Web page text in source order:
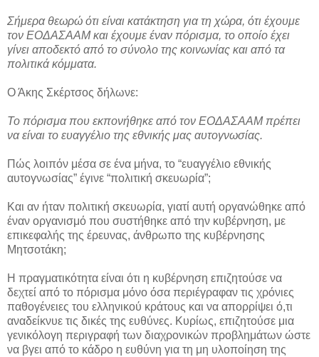
Σήμερα θεωρώ ότι είναι κατάκτηση για τη χώρα, ότι έχουμε
τον ΕΟΔΑΣΑΑΜ και έχουμε έναν πόρισμα, το οποίο έχει
γίνει αποδεκτό από το σύνολο της κοινωνίας και από τα
πολιτικά κόμματα.
Ο Άκης Σκέρτσος δήλωνε:
Το πόρισμα που εκπονήθηκε από τον ΕΟΔΑΣΑΑΜ πρέπει
να είναι το ευαγγέλιο της εθνικής μας αυτογνωσίας.
Πώς λοιπόν μέσα σε ένα μήνα, το “ευαγγέλιο εθνικής
αυτογνωσίας” έγινε “πολιτική σκευωρία”;
Και αν ήταν πολιτική σκευωρία, γιατί αυτή οργανώθηκε από
έναν οργανισμό που συστήθηκε από την κυβέρνηση, με
επικεφαλής της έρευνας, άνθρωπο της κυβέρνησης
Μητσοτάκη;
Η πραγματικότητα είναι ότι η κυβέρνηση επιζητούσε να
δεχτεί από το πόρισμα μόνο όσα περιέγραφαν τις χρόνιες
παθογένειες του ελληνικού κράτους και να απορρίψει ό,τι
αναδείκνυε τις δικές της ευθύνες. Κυρίως, επιζητούσε μια
γενικόλογη περιγραφή των διαχρονικών προβλημάτων ώστε
να βγει από το κάδρο η ευθύνη για τη μη υλοποίηση της